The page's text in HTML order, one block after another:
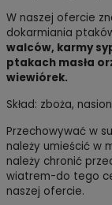
W naszej ofercie
dokarmiania
walców, karmy
ptakach masła
wiewiórek.
Skład: zboża,
Przechowywać w
należy umieścić w
należy chronić
wiatrem-do tego
naszej ofercie.